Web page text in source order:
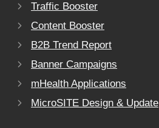
Traffic Booster
Content Booster
B2B Trend Report
Banner Campaigns
mHealth Applications
MicroSITE Design & Update